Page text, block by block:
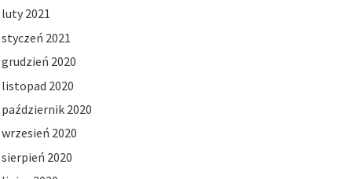
luty 2021
styczeń 2021
grudzień 2020
listopad 2020
październik 2020
wrzesień 2020
sierpień 2020